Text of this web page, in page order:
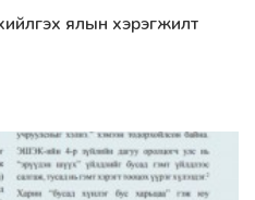
ялын хэрэгжилт